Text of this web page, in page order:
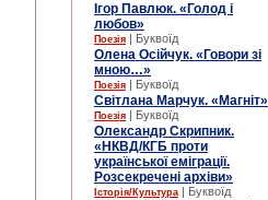
Ігор Павлюк. «Голод і
любов»
Поезія | Буквоїд
Олена Осійчук. «Говори зі
мною…»
Поезія | Буквоїд
Світлана Марчук. «Магніт»
Поезія | Буквоїд
Олександр Скрипник.
«НКВД/КГБ проти
української еміграції.
Розсекречені архіви»
Історія/Культура | Буквоїд